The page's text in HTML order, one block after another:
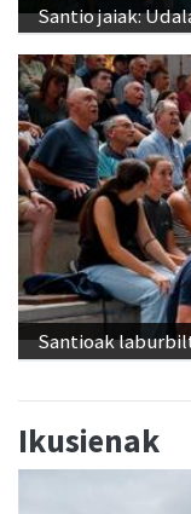
Santio jaiak:
Santioak
Ikusienak